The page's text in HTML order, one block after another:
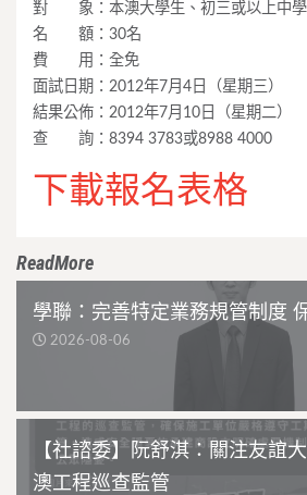
對 象：本澳大學生、初三或以上中
名 額：30名
費 用：全免
面試日期：2012年7月4日（星期三）
結果公佈：2012年7月10日（星期二）
查 詢：8394 3783或8988 4000
下載報名表格
ReadMore
學聯：完善特定業務規管制度
2026-08-06
【社諮委】阮舒淇：關注友誼
澳工程巡查監管